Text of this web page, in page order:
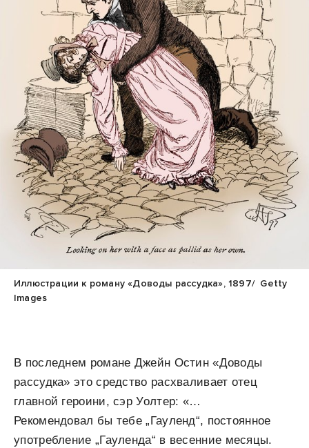
Иллюстрации к роману «Доводы рассудка», 1897/ Getty
Images
В последнем романе Джейн Остин «Доводы
рассудка» это средство расхваливает отец
главной героини, сэр Уолтер: «…
Рекомендовал бы тебе „Гауленд“, постоянное
употребление „Гауленда“ в весенние месяцы.